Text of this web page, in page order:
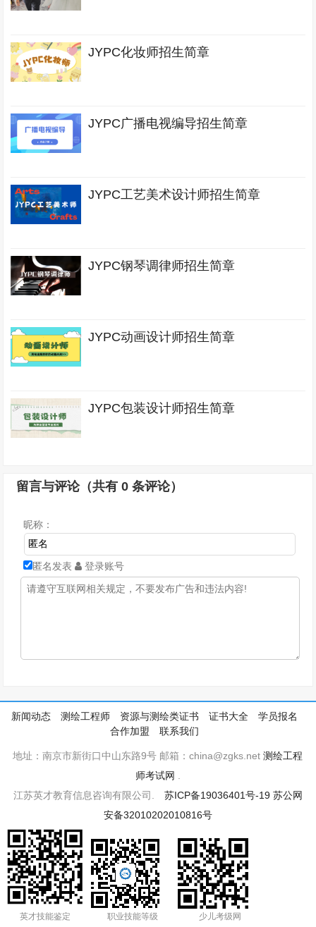
JYPC化妆师招生简章
JYPC广播电视编导招生简章
JYPC工艺美术设计师招生简章
JYPC钢琴调律师招生简章
JYPC动画设计师招生简章
JYPC包装设计师招生简章
留言与评论（共有0 条评论）
昵称：
匿名发表 登录账号
新闻动态 测绘工程师 资源与测绘类证书 证书大全
学员报名
合作加盟
联系我们
地址：南京市新街口中山东路9号 邮箱：china@zgks.net测绘工程
师考试网
江苏英才教育信息咨询有限公司. 苏ICP备19036401号-19 苏公网
安备32010202010816号
英才技能鉴定 职业技能等级 少儿考级网